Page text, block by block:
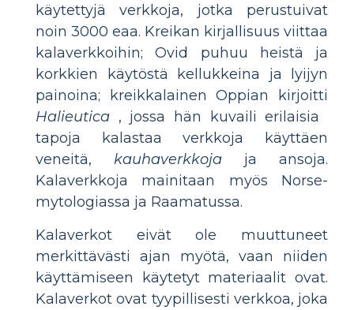
käytettyjä verkkoja, jotka perustuivat
noin 3000 eaa. Kreikan kirjallisuus viittaa
kalaverkkoihin; Ovid puhuu heistä ja
korkkien käytöstä kellukkeina ja lyijyn
painoina; kreikkalainen Oppian kirjoitti
Halieutica , jossa hän kuvaili erilaisia ​​
tapoja kalastaa verkkoja käyttäen
veneitä, kauhaverkkoja ja ansoja.
Kalaverkkoja mainitaan myös Norse-
mytologiassa ja Raamatussa.
Kalaverkot eivät ole muuttuneet
merkittävästi ajan myötä, vaan niiden
käyttämiseen käytetyt materiaalit ovat.
Kalaverkot ovat tyypillisesti verkkoa, joka